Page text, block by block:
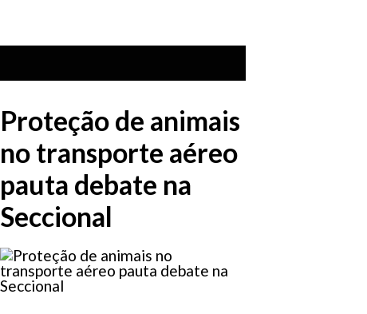
Proteção de animais
no transporte aéreo
pauta debate na
Seccional